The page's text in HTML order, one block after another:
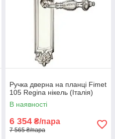
Ручка дверна на планці Fimet
105 Regina нікель (Італія)
В наявності
6 354 ₴/пара
7 565 ₴/пара